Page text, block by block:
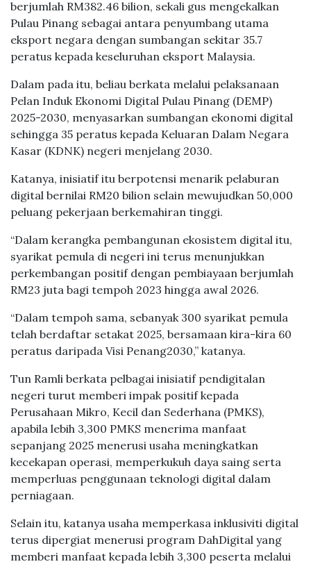
berjumlah RM382.46 bilion, sekali gus mengekalkan
Pulau Pinang sebagai antara penyumbang utama
eksport negara dengan sumbangan sekitar 35.7
peratus kepada keseluruhan eksport Malaysia.
Dalam pada itu, beliau berkata melalui pelaksanaan
Pelan Induk Ekonomi Digital Pulau Pinang (DEMP)
2025-2030, menyasarkan sumbangan ekonomi digital
sehingga 35 peratus kepada Keluaran Dalam Negara
Kasar (KDNK) negeri menjelang 2030.
Katanya, inisiatif itu berpotensi menarik pelaburan
digital bernilai RM20 bilion selain mewujudkan 50,000
peluang pekerjaan berkemahiran tinggi.
“Dalam kerangka pembangunan ekosistem digital itu,
syarikat pemula di negeri ini terus menunjukkan
perkembangan positif dengan pembiayaan berjumlah
RM23 juta bagi tempoh 2023 hingga awal 2026.
“Dalam tempoh sama, sebanyak 300 syarikat pemula
telah berdaftar setakat 2025, bersamaan kira-kira 60
peratus daripada Visi Penang2030,” katanya.
Tun Ramli berkata pelbagai inisiatif pendigitalan
negeri turut memberi impak positif kepada
Perusahaan Mikro, Kecil dan Sederhana (PMKS),
apabila lebih 3,300 PMKS menerima manfaat
sepanjang 2025 menerusi usaha meningkatkan
kecekapan operasi, memperkukuh daya saing serta
memperluas penggunaan teknologi digital dalam
perniagaan.
Selain itu, katanya usaha memperkasa inklusiviti digital
terus dipergiat menerusi program DahDigital yang
memberi manfaat kepada lebih 3,300 peserta melalui